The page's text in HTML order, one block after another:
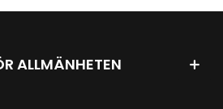
ALLMÄNHETEN